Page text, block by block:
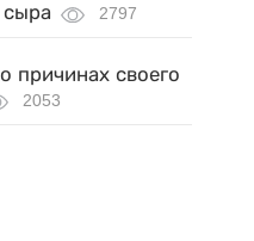
2797
причинах своего
2053